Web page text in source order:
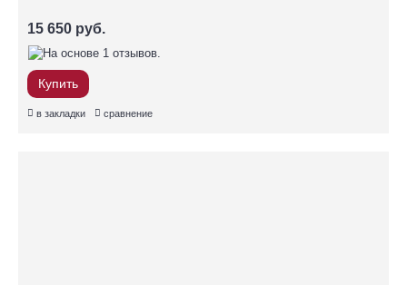
15 650 руб.
Купить
в закладки сравнение